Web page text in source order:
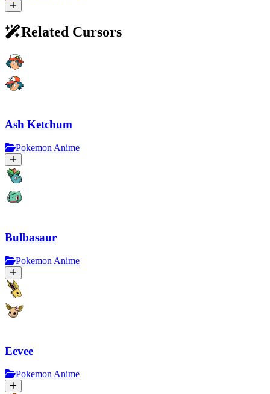
Related Cursors
Ash Ketchum
Pokemon Anime
Bulbasaur
Pokemon Anime
Eevee
Pokemon Anime